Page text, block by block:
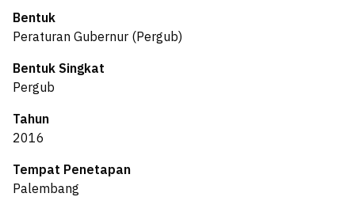
Bentuk
Peraturan Gubernur (Pergub)
Bentuk Singkat
Pergub
Tahun
2016
Tempat Penetapan
Palembang